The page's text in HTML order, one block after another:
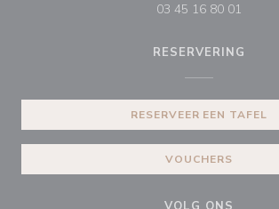
03 45 16 80 01
RESERVERING
RESERVEER EEN TAFEL
VOUCHERS